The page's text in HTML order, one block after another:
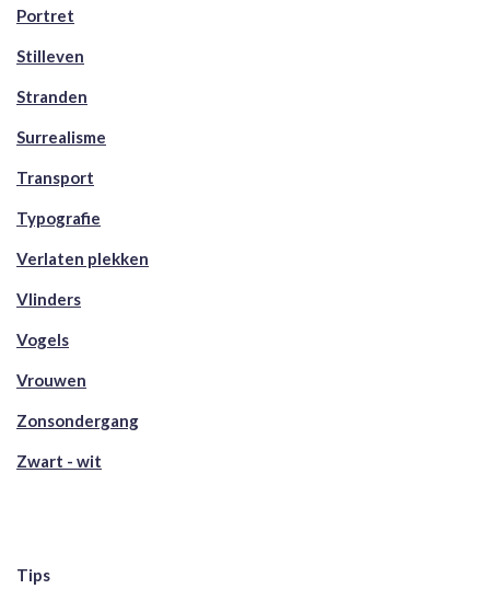
Portret
Stilleven
Stranden
Surrealisme
Transport
Typografie
Verlaten plekken
Vlinders
Vogels
Vrouwen
Zonsondergang
Zwart - wit
Tips